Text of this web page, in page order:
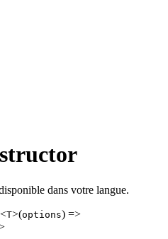
dans votre langue.
T>(options) =>